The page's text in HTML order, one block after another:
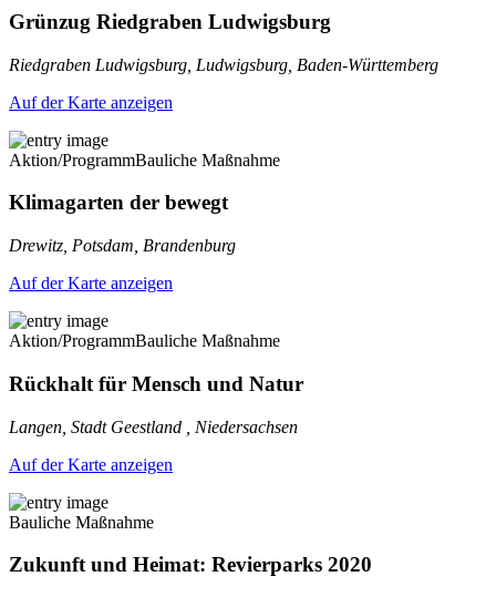
Grünzug Riedgraben Ludwigsburg
Riedgraben Ludwigsburg, Ludwigsburg, Baden-Württemberg
Auf der Karte anzeigen
Aktion/ProgrammBauliche Maßnahme
Klimagarten der bewegt
Drewitz, Potsdam, Brandenburg
Auf der Karte anzeigen
Aktion/ProgrammBauliche Maßnahme
Rückhalt für Mensch und Natur
Langen, Stadt Geestland , Niedersachsen
Auf der Karte anzeigen
Bauliche Maßnahme
Zukunft und Heimat: Revierparks 2020